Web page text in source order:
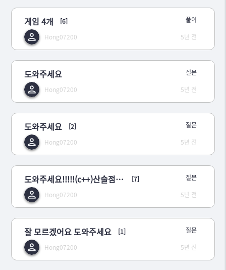
게임 4개
[6]
Hong07200
풀이
5년 전
도와주세요
Hong07200
질문
5년 전
도와주세요
[2]
Hong07200
질문
5년 전
도와주세요!!!!!(c++)산술점 수업
[7]
Hong07200
질문
5년 전
잘 모르겠어요 도와주세요
[1]
Hong07200
질문
5년 전